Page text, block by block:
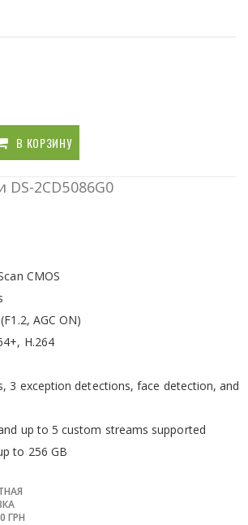
В КОРЗИНУ
2CD5086G0
CMOS
AGC ON)
H.264
3 exception detections, face detection, and
up to 5 custom streams supported
to 256 GB
ГРН